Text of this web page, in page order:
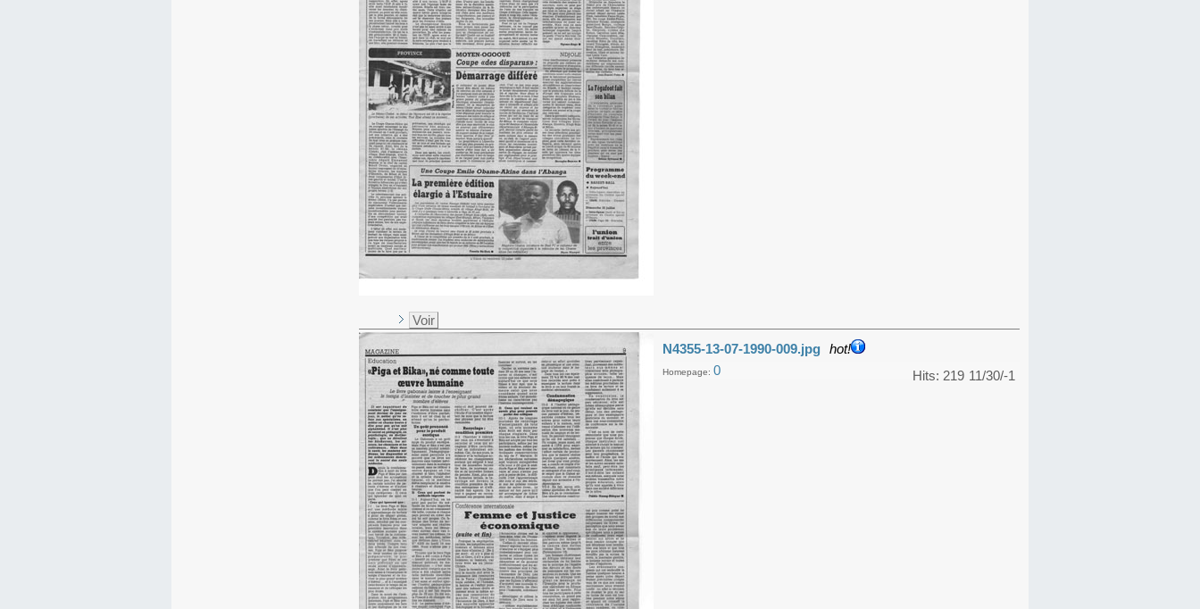
Voir
N4355-13-07-1990-009.jpg hot!
11/30/-1
Hits: 219
Homepage: 0